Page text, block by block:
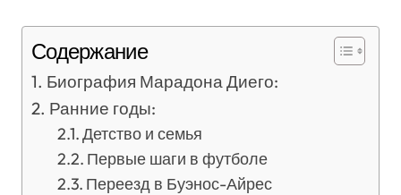
Содержание
Биография Марадона Диего:
Ранние годы:
Детство и семья
Первые шаги в футболе
Переезд в Буэнос-Айрес